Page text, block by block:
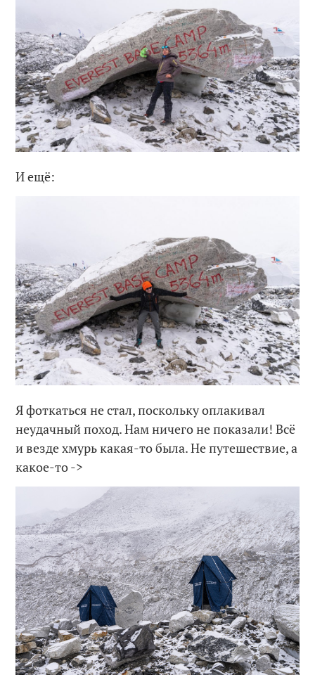
И ещё:
Я фоткаться не стал, поскольку оплакивал
неудачный поход. Нам ничего не показали! Всё
и везде хмурь какая-то была. Не путешествие, а
какое-то ->